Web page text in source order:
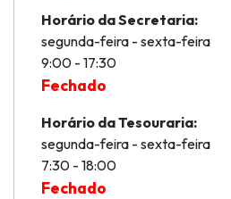
Horário da Secretaria:
segunda-feira - sexta-feira
9:00 - 17:30
Fechado
Horário da Tesouraria:
segunda-feira - sexta-feira
7:30 - 18:00
Fechado